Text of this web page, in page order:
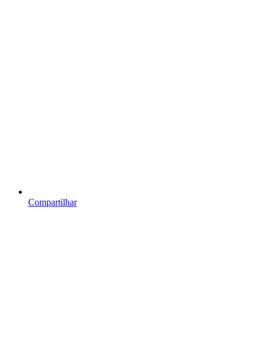
Compartilhar